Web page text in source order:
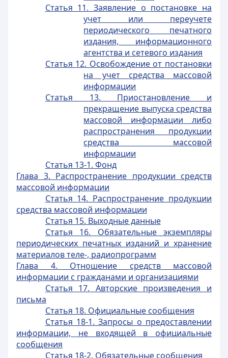
Статья 11. Заявление о постановке на
учет или переучете
периодического печатного
издания, информационного
агентства и сетевого издания
Статья 12. Освобождение от постановки
на учет средства массовой
информации
Статья 13. Приостановление и
прекращение выпуска средства
массовой информации либо
распространения продукции
средства массовой
информации
Статья 13-1. Фонд
Глава 3. Распространение продукции средств
массовой информации
Статья 14. Распространение продукции
средства массовой информации
Статья 15. Выходные данные
Статья 16. Обязательные экземпляры
периодических печатных изданий и хранение
материалов теле-, радиопрограмм
Глава 4. Отношение средств массовой
информации с гражданами и организациями
Статья 17. Авторские произведения и
письма
Статья 18. Официальные сообщения
Статья 18-1. Запросы о предоставлении
информации, не входящей в официальные
сообщения
Статья 18-2. Обязательные сообщения